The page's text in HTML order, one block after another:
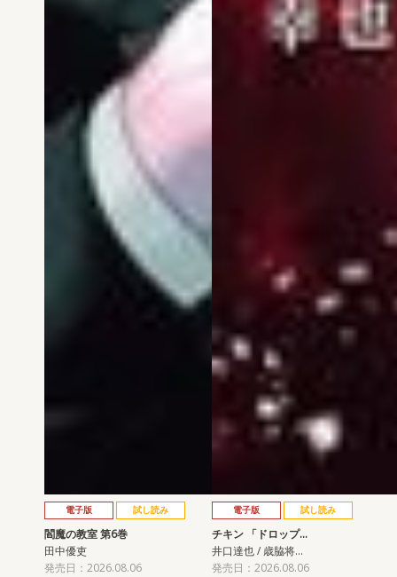
電子版 試し読み
閻魔の教室 第6巻
田中優吏
発売日：2026.08.06
電子版 試し読み
チキン 「ドロップ…
井口達也 / 歳脇将…
発売日：2026.08.06